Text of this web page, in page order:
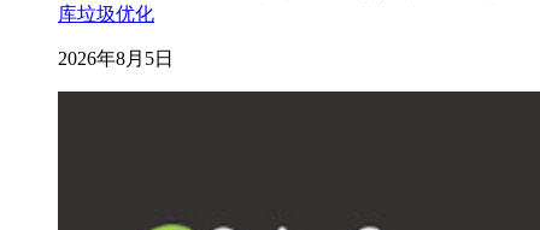
库垃圾优化
2026年8月5日